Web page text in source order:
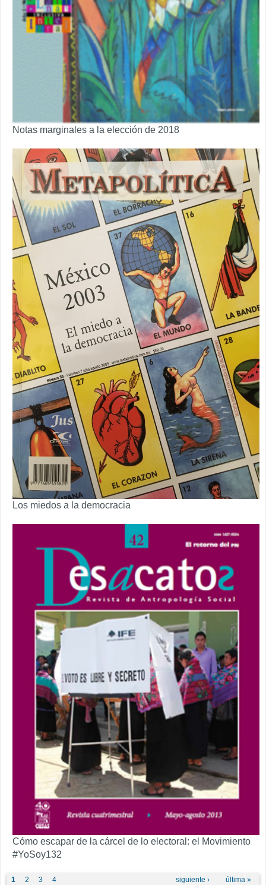
Notas marginales a la elección de 2018
Los miedos a la democracia
Cómo escapar de la cárcel de lo electoral: el Movimiento
#YoSoy132
Páginas
1 2 3 4 siguiente › última »